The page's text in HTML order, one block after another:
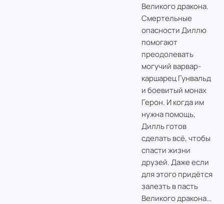
Великого дракона.
Смертельные
опасности Диллю
помогают
преодолевать
могучий варвар-
каршарец Гунвальд
и боевитый монах
Герон. И когда им
нужна помощь,
Дилль готов
сделать всё, чтобы
спасти жизни
друзей. Даже если
для этого придётся
залезть в пасть
Великого дракона…